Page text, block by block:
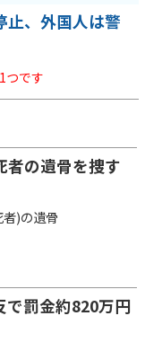
止、外国人は警
つです
者の遺骨を捜す
)の遺骨
で罰金約820万円